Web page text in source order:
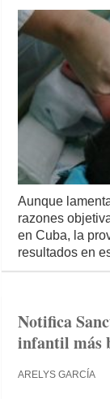
Aunque
razones
en Cuba, la
resultados en
Notifica
infantil más
ARELYS GARCÍA